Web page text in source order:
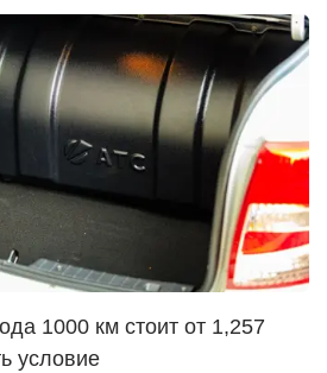
1000 км стоит от 1,257
условие